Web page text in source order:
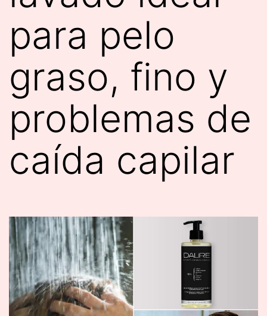
para pelo
graso, fino y
problemas de
caída capilar